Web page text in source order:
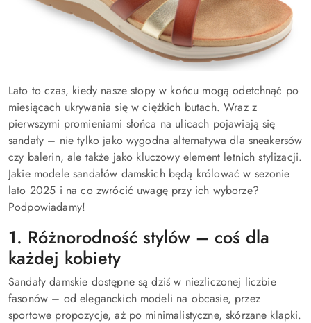
Lato to czas, kiedy nasze stopy w końcu mogą odetchnąć po
miesiącach ukrywania się w ciężkich butach. Wraz z
pierwszymi promieniami słońca na ulicach pojawiają się
sandały – nie tylko jako wygodna alternatywa dla sneakersów
czy balerin, ale także jako kluczowy element letnich stylizacji.
Jakie modele sandałów damskich będą królować w sezonie
lato 2025 i na co zwrócić uwagę przy ich wyborze?
Podpowiadamy!
1. Różnorodność stylów – coś dla
każdej kobiety
Sandały damskie dostępne są dziś w niezliczonej liczbie
fasonów – od eleganckich modeli na obcasie, przez
sportowe propozycje, aż po minimalistyczne, skórzane klapki.